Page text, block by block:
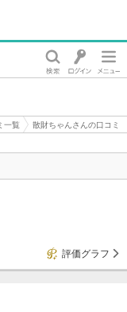
一覧
散財ちゃんさんの口コミ
評価グラフ